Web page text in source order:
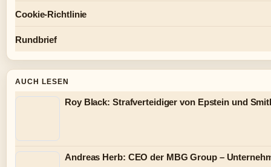
Cookie-Richtlinie
Rundbrief
AUCH LESEN
Roy Black: Strafverteidiger von Epstein und
Andreas Herb: CEO der MBG Group –